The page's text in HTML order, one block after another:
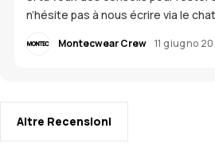
n’hésite pas à nous écrire via le
Montecwear Crew 11 giugno
Altre Recensioni